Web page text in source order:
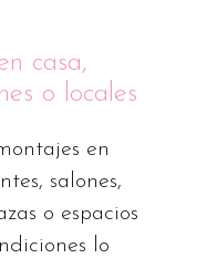
casa,
o locales
en
salones,
o espacios
lo